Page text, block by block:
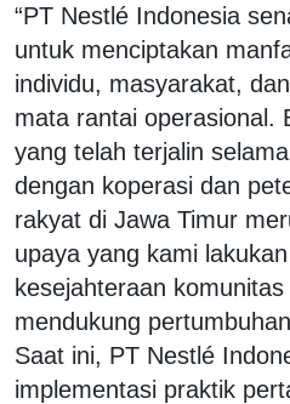
“PT Nestlé Indonesia
untuk menciptakan
individu, masyarakat,
mata rantai operasional.
yang telah terjalin
dengan koperasi dan
rakyat di Jawa Timur
upaya yang kami
kesejahteraan
mendukung
Saat ini, PT Nestlé
implementasi praktik